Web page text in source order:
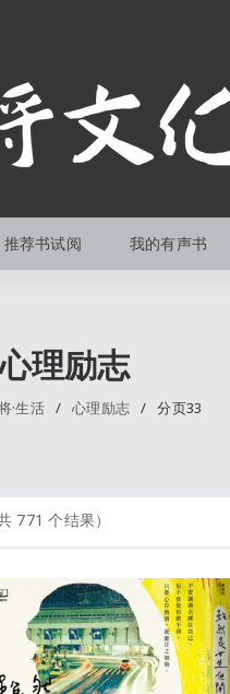
荐书试阅 我的有声书
理励志
·生活 / 心理励志 / 分页33
771 个结果）